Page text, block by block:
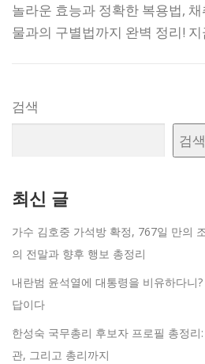
놀라운 효능과 정확한 복용법,
물과의 구별법까지 완벽 정리!
검색
검색
최신 글
가수 김호중 가석방 확정, 767일 만의
의 전말과 향후 행보 총정리
내란범 윤석열에 대통령을 비유하다니
답이다
한성숙 국무총리 후보자 프로필 총정
관, 그리고 총리까지